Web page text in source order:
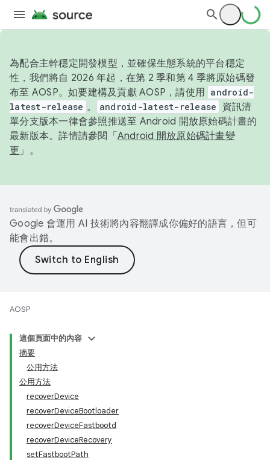
為配合主幹穩定開發模型，並確保生態系統的平台穩定
性，我們將自 2026 年起，在第 2 季和第 4 季將原始碼發
布至 AOSP。如要建構及貢獻 AOSP，請使用 android-
latest-release 。 android-latest-release
資訊清
單分支版本一律會參照推送至 Android 開放原始碼計畫的
最新版本。詳情請參閱「 Android 開放原始碼計畫變
更 」。
Google 會運用 AI 技術將內容翻譯成你偏好的語言，但可
能會出錯。
AOSP
這個頁面中的內容
摘要
公用方法
公用方法
recoverDevice
recoverDeviceBootloader
recoverDeviceFastbootd
recoverDeviceRecovery
setFastbootPath